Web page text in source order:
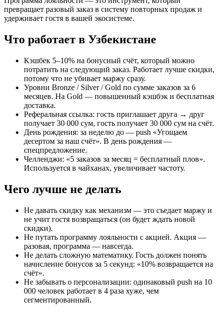
превращает разовый заказ в систему повторных продаж и
удерживает гостя в вашей экосистеме.
Что работает в Узбекистане
Кэшбек 5–10% на бонусный счёт, который можно
потратить на следующий заказ. Работает лучше скидки,
потому что не убивает маржу сразу.
Уровни Bronze / Silver / Gold по сумме заказов за 6
месяцев. На Gold — повышенный кэшбэк и бесплатная
доставка.
Реферальная ссылка: гость приглашает друга → друг
получает 30 000 сум, гость получает 30 000 сум на счёт.
День рождения: за неделю до — push «Угощаем
десертом за наш счёт». В день рождения —
спецпредложение.
Челленджи: «5 заказов за месяц = бесплатный плов».
Используется в чайханах, увеличивает частоту.
Чего лучше не делать
Не давать скидку как механизм — это съедает маржу и
не учит гостя возвращаться (он будет ждать новой
скидки).
Не путать программу лояльности с акцией. Акция —
разовая, программа — навсегда.
Не делать сложную математику. Гость должен понять
начисление бонусов за 5 секунд: «10% возвращается на
счёт».
Не забывать о персонализации: одинаковый push на 10
000 человек работает в 4 раза хуже, чем
сегментированный.